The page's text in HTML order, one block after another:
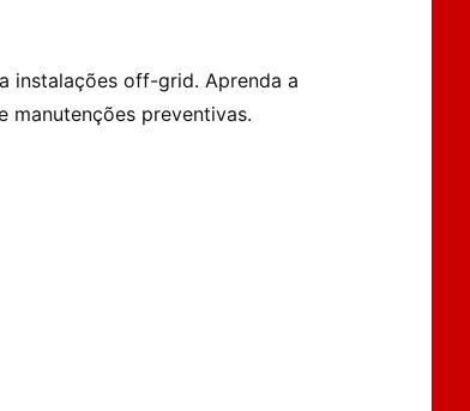
instalações off-grid. Aprenda a
manutenções preventivas.